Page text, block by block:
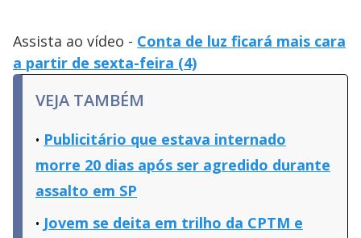
Assista ao vídeo - Conta de luz ficará mais cara
a partir de sexta-feira (4)
VEJA TAMBÉM
Publicitário que estava internado
morre 20 dias após ser agredido durante
assalto em SP
Jovem se deita em trilho da CPTM e